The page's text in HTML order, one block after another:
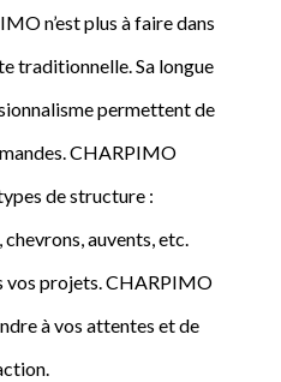
n’est plus à faire dans
traditionnelle. Sa longue
permettent de
CHARPIMO
de structure :
auvents, etc.
vos projets. CHARPIMO
à vos attentes et de